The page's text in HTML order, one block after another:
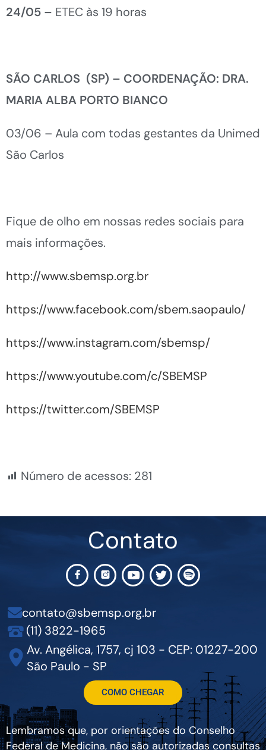
24/05 – ETEC às 19 horas
SÃO CARLOS (SP) – COORDENAÇÃO: DRA.
MARIA ALBA PORTO BIANCO
03/06 – Aula com todas gestantes da Unimed
São Carlos
Fique de olho em nossas redes sociais para
mais informações.
http://www.sbemsp.org.br
https://www.facebook.com/sbem.saopaulo/
https://www.instagram.com/sbemsp/
https://www.youtube.com/c/SBEMSP
https://twitter.com/SBEMSP
Número de acessos: 281
Contato
contato@sbemsp.org.br
(11) 3822-1965
Av. Angélica, 1757, cj 103 - CEP: 01227-200
São Paulo - SP
COMO CHEGAR
Lembramos que, por orientações do Conselho
Federal de Medicina, não são autorizadas consultas